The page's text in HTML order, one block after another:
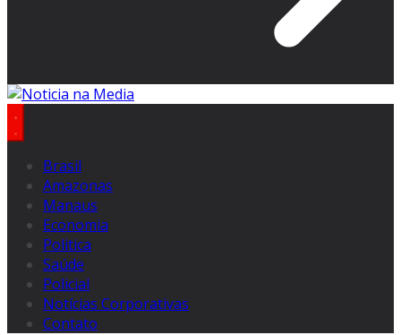
Brasil
Amazonas
Manaus
Economia
Politica
Saúde
Policial
Notícias Corporativas
Contato